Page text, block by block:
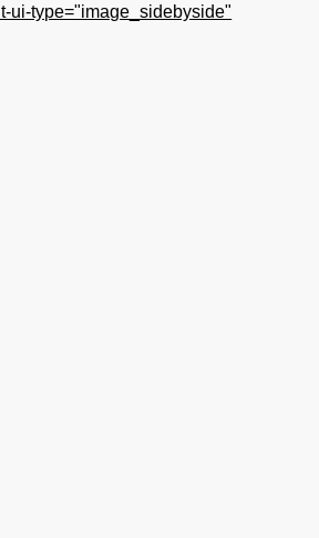
ui-type="image_sidebyside"